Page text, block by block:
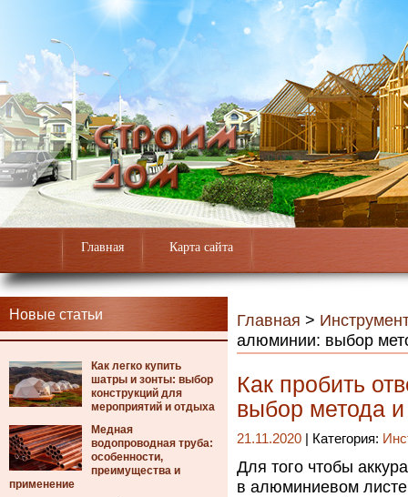
Главная Карта сайта
Новые статьи
Как легко купить
шатры и зонты: выбор
конструкций для
мероприятий и отдыха
Медная
водопроводная труба:
особенности,
преимущества и
применение
Главная >
алюминии: выбор
Как пробить
выбор метода
21.11.2020 | Категория:
Для того чтобы
в алюминиевом